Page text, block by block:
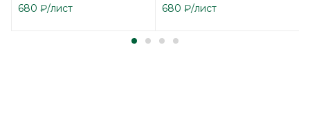
680 ₽/лист 680 ₽/лист